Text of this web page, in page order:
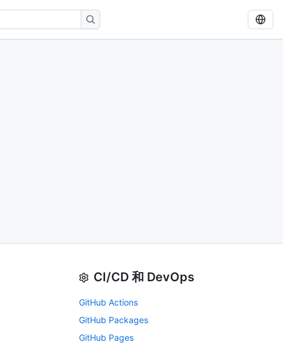
CI/CD 和 DevOps
GitHub Actions
GitHub Packages
GitHub Pages